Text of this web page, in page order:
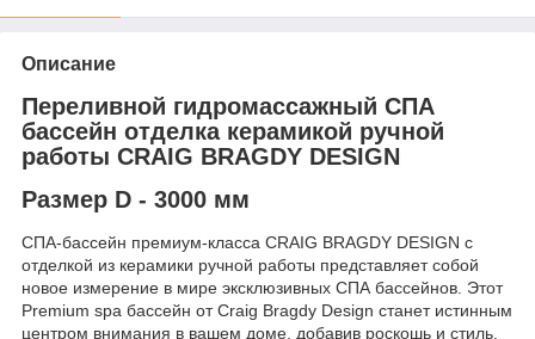
Описание
Переливной гидромассажный СПА
бассейн отделка керамикой ручной
работы CRAIG BRAGDY DESIGN
Размер D - 3000 мм
СПА-бассейн премиум-класса CRAIG BRAGDY DESIGN с
отделкой из керамики ручной работы представляет собой
новое измерение в мире эксклюзивных СПА бассейнов. Этот
Premium spa бассейн от Craig Bragdy Design станет истинным
центром внимания в вашем доме, добавив роскошь и стиль.